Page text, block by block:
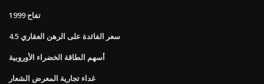
تفاح 1999
4.5 سعر الفائدة على الرهن العقاري
أسهم الطاقة الخضراء الأوروبية
غداء تجارية المعرض الشعار